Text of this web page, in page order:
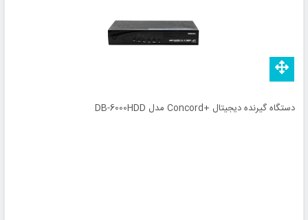
دستگاه گیرنده دیجیتال +Concord مدل DB-6000HDD